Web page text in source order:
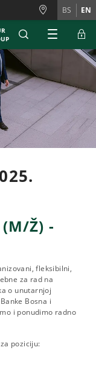
BS EN
Ž) -
fleksibilni,
za rad na
o unutarnjoj
Bosna i
i ponudimo radno
poziciju: